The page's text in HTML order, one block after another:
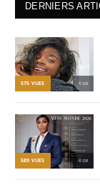
DERNIERS
575 VUES © DR
589 VUES © DR